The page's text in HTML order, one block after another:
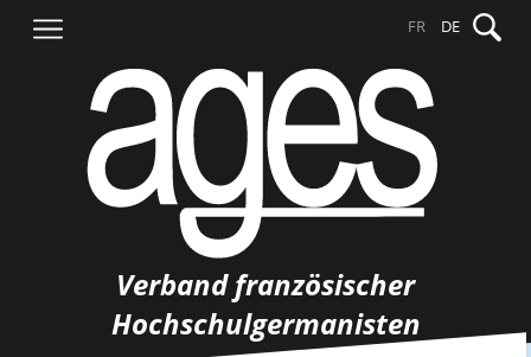
Inhalt
nach:
FR DE
Verband französischer
Hochschulgermanisten